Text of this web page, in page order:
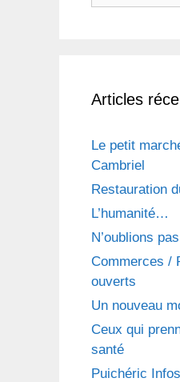
Articles
Le petit
Cambriel
Restauration
L’humanité…
N’oublions
Commerces /
ouverts
Un nouveau
Ceux qui
santé
Puichéric